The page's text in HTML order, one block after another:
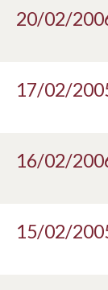
20/02/
17/02/
16/02/
15/02/